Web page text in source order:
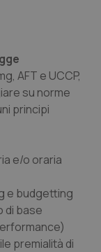
AFT e UCCP,
su norme
principi
e/o oraria
e budgetting
di base
premialità di